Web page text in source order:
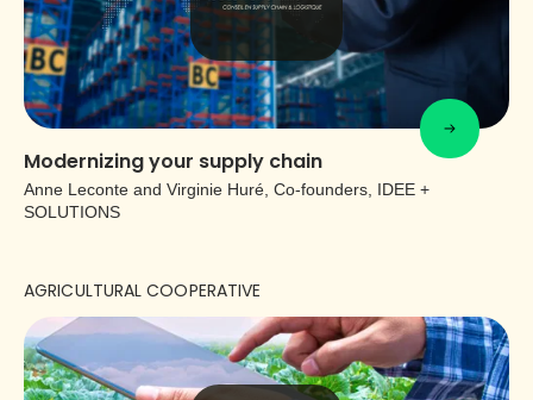
Modernizing your supply chain
Anne Leconte and Virginie Huré, Co-founders, IDEE +
SOLUTIONS
AGRICULTURAL COOPERATIVE